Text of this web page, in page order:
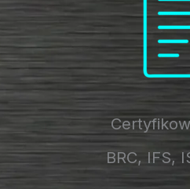
BRC, IFS,